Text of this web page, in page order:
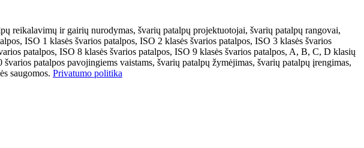
reikalavimų ir gairių nurodymas, švarių patalpų projektuotojai, švarių patalpų rangovai,
ISO 1 klasės švarios patalpos, ISO 2 klasės švarios patalpos, ISO 3 klasės švarios
patalpos, ISO 8 klasės švarios patalpos, ISO 9 klasės švarios patalpos, A, B, C, D klasių
patalpos pavojingiems vaistams, švarių patalpų žymėjimas, švarių patalpų įrengimas,
saugomos. Privatumo politika